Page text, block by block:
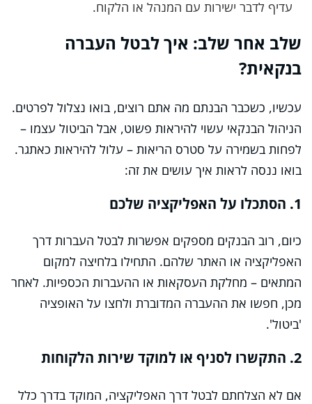
עדיף לדבר ישירות עם המנהל או הלקוח.
שלב אחר שלב: איך לבטל העברה
בנקאית?
עכשיו, כשכבר הבנתם מה אתם רוצים, בואו נצלול לפרטים.
הניהול הבנקאי עשוי להיראות פשוט, אבל הביטול עצמו –
לפחות בשמירה על סטרס הריאות – עלול להיראות כאתגר.
בואו ננסה לראות איך עושים את זה:
1. הסתכלו על האפליקציה שלכם
כיום, רוב הבנקים מספקים אפשרות לבטל העברות דרך
האפליקציה או האתר שלהם. התחילו בלחיצה למקום
המתאים – מחלקת העסקאות או ההעברות הכספיות. לאחר
מכן, חפשו את ההעברה המדוברת ולחצו על האופציה
'ביטול'.
2. התקשרו לסניף או למוקד שירות הלקוחות
אם לא הצלחתם לבטל דרך האפליקציה, המוקד בדרך כלל